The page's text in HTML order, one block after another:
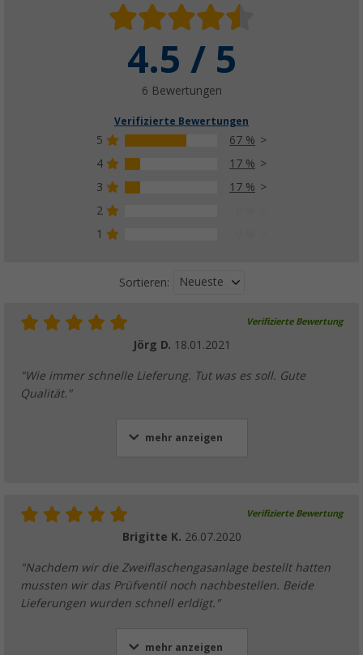
4.5 / 5
6 Bewertungen
Verifizierte Bewertungen
5
67 %
4
17 %
3
17 %
2
1
Sortieren: Neueste
Verifizierte Bewertung
Jörg D. 18.01.2021
"Wie immer schnelle Lieferung. Tut was es soll. Gute
Qualität."
mehr anzeigen
Verifizierte Bewertung
Brigitte K. 26.07.2020
"Nachdem wir die Zweiflaschengasanlage bestellt hatten
mussten wir das Prüfventil noch nachbestellen. Beide
Lieferungen wurden schnell erldigt."
mehr anzeigen